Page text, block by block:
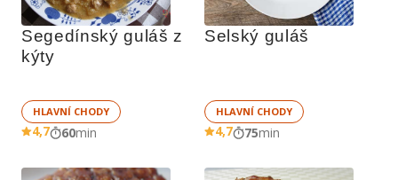
Segedínský guláš z
kýty
HLAVNÍ CHODY
4,7 60min
Selský guláš
HLAVNÍ CHODY
4,7 75min